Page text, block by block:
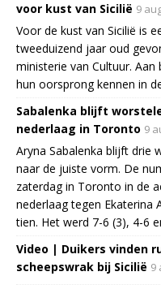
voor kust van Sicilië 9
Voor de kust van Sicilië is
tweeduizend jaar oud
ministerie van Cultuur.
hun oorsprong kennen in
Sabalenka blijft
nederlaag in Toronto 9
Aryna Sabalenka blijft drie
naar de juiste vorm. De
zaterdag in Toronto in de
nederlaag tegen Ekaterina
tien. Het werd 7-6 (3), 4-6
Video | Duikers vinden
scheepswrak bij Sicilië 9